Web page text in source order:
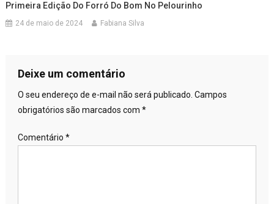
Primeira Edição Do Forró Do Bom No Pelourinho
24 de maio de 2024 Fabiana Silva
Deixe um comentário
O seu endereço de e-mail não será publicado. Campos
obrigatórios são marcados com *
Comentário *